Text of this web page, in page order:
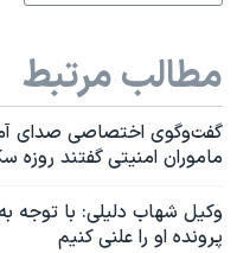
مطالب مرتبط
گفت‌وگوی اختصاصی صدای
ماموران امنیتی گفتند روزه
وکیل شهاب دلیلی: با توجه
پرونده او را علنی کنیم